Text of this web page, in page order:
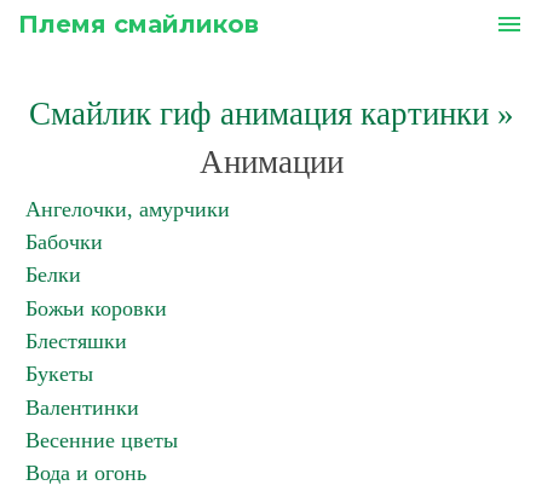
Племя смайликов menu
Смайлик гиф анимация картинки»
Анимации
Ангелочки, амурчики
Бабочки
Белки
Божьи коровки
Блестяшки
Букеты
Валентинки
Весенние цветы
Вода и огонь